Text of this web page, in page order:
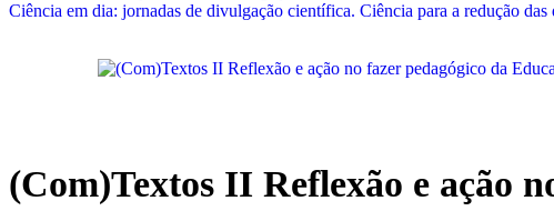
Ciência em dia: jornadas de divulgação científica. Ciência para a redução das
(Com)Textos II Reflexão e ação